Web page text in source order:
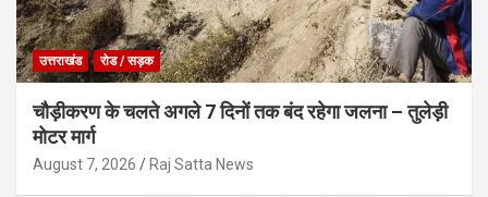
उत्तराखंड रोड / सड़क
चौड़ीकरण के चलते अगले 7 दिनों तक बंद रहेगा जलना – तुलेड़ी
मोटर मार्ग
August 7, 2026 Raj Satta News